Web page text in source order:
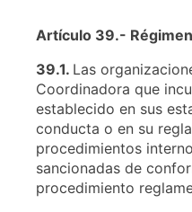
Artículo 39.-
39.1. Las
Coordinadora que
establecido en sus
conducta o en su
procedimientos
sancionadas de
procedimiento